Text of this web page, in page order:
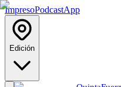
ImpresoPodcastApp
Edición